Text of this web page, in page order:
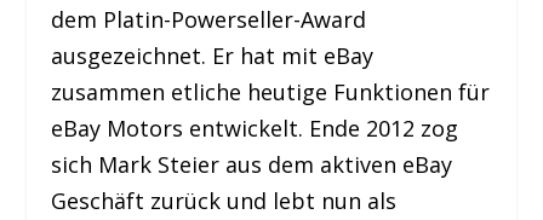
dem Platin-Powerseller-Award
ausgezeichnet. Er hat mit eBay
zusammen etliche heutige Funktionen für
eBay Motors entwickelt. Ende 2012 zog
sich Mark Steier aus dem aktiven eBay
Geschäft zurück und lebt nun als